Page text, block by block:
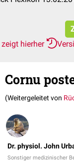
zeigt hierher
Cornu
(Weitergeleitet von
Dr. physiol. John
Sonstiger medizinischer